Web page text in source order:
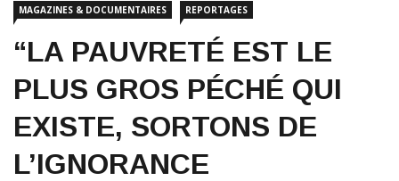
MAGAZINES & DOCUMENTAIRES REPORTAGES
“LA PAUVRETÉ EST LE
PLUS GROS PÉCHÉ QUI
EXISTE, SORTONS DE
L’IGNORANCE